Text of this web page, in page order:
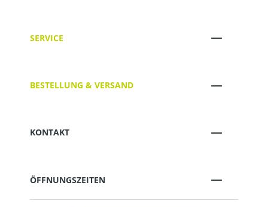
SERVICE
BESTELLUNG & VERSAND
KONTAKT
ÖFFNUNGSZEITEN